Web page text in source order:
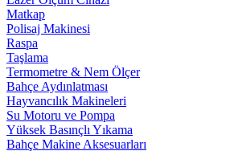
Matkap
Polisaj Makinesi
Raspa
Taşlama
Termometre & Nem Ölçer
Bahçe Aydınlatması
Hayvancılık Makineleri
Su Motoru ve Pompa
Yüksek Basınçlı Yıkama
Bahçe Makine Aksesuarları